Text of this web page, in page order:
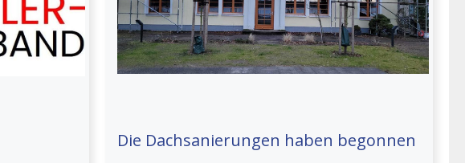
Die Dachsanierungen haben begonnen